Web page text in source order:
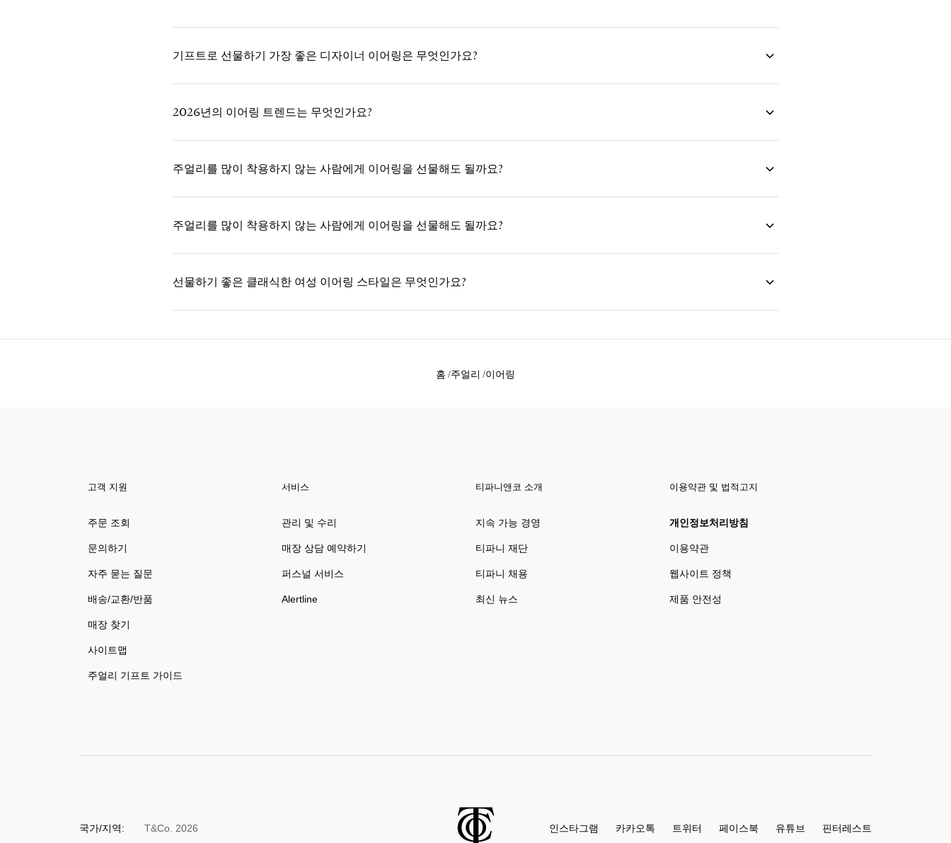
기프트로 선물하기 가장 좋은 디자이너 이어링은 무엇인가요?
2026년의 이어링 트렌드는 무엇인가요?
주얼리를 많이 착용하지 않는 사람에게 이어링을 선물해도 될까요?
주얼리를 많이 착용하지 않는 사람에게 이어링을 선물해도 될까요?
선물하기 좋은 클래식한 여성 이어링 스타일은 무엇인가요?
홈 주얼리 이어링
고객 지원
주문 조회
문의하기
자주 묻는 질문
배송/교환/반품
매장 찾기
사이트맵
주얼리 기프트 가이드
서비스
관리 및 수리
매장 상담 예약하기
퍼스널 서비스
Alertline
티파니앤코 소개
지속 가능 경영
티파니 재단
티파니 채용
최신 뉴스
이용약관 및 법적고지
개인정보처리방침
이용약관
웹사이트 정책
제품 안전성
T&Co. 2026
국가/지역: 인스타그램 카카오톡 트위터 페이스북 유튜브 핀터레스트